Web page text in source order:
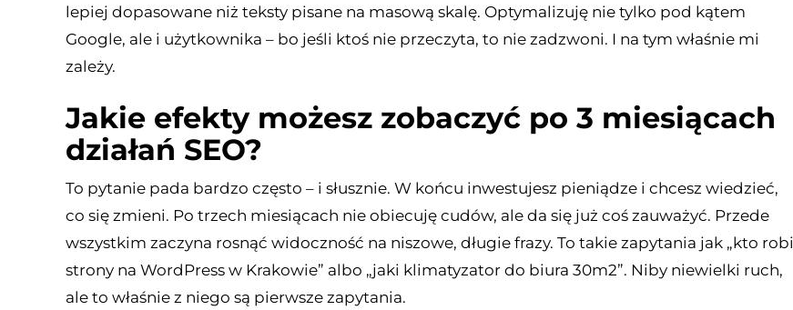
lepiej dopasowane niż teksty pisane na masową skalę. Optymalizuję nie tylko pod kątem
Google, ale i użytkownika – bo jeśli ktoś nie przeczyta, to nie zadzwoni. I na tym właśnie mi
zależy.
Jakie efekty możesz zobaczyć po 3 miesiącach
działań SEO?
To pytanie pada bardzo często – i słusznie. W końcu inwestujesz pieniądze i chcesz wiedzieć,
co się zmieni. Po trzech miesiącach nie obiecuję cudów, ale da się już coś zauważyć. Przede
wszystkim zaczyna rosnąć widoczność na niszowe, długie frazy. To takie zapytania jak „kto robi
strony na WordPress w Krakowie” albo „jaki klimatyzator do biura 30m2”. Niby niewielki ruch,
ale to właśnie z niego są pierwsze zapytania.